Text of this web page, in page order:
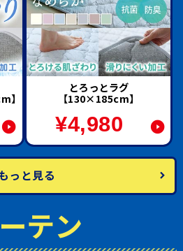
】
とろっとラグ
【130×185cm】
¥4,980
っと見る
テン